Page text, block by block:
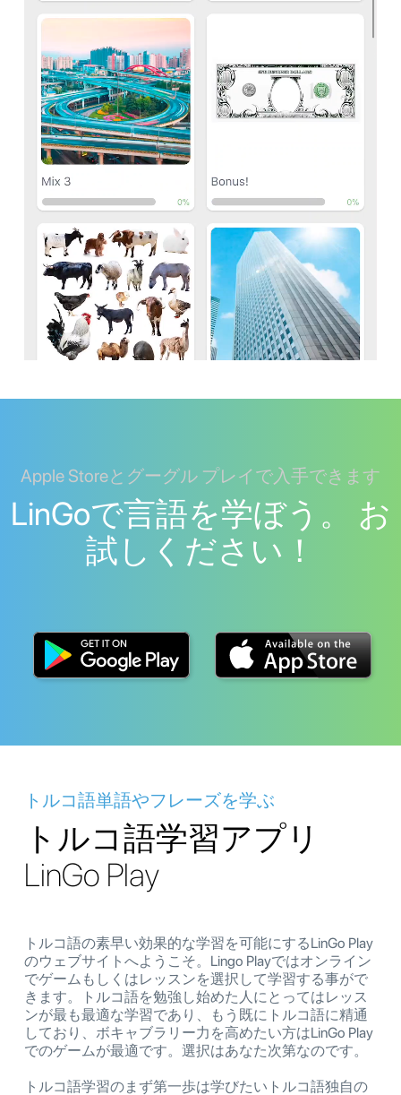
Apple Storeとグーグル プレイで入手できます
LinGoで言語を学ぼう。 お
試しください！
トルコ語単語やフレーズを学ぶ
トルコ語学習アプリ
LinGo Play
トルコ語の素早い効果的な学習を可能にするLinGo Play
のウェブサイトへようこそ。Lingo Playではオンライン
でゲームもしくはレッスンを選択して学習する事がで
きます。トルコ語を勉強し始めた人にとってはレッス
ンが最も最適な学習であり、もう既にトルコ語に精通
しており、ボキャブラリー力を高めたい方はLinGo Play
でのゲームが最適です。選択はあなた次第なのです。
トルコ語学習のまず第一歩は学びたいトルコ語独自の